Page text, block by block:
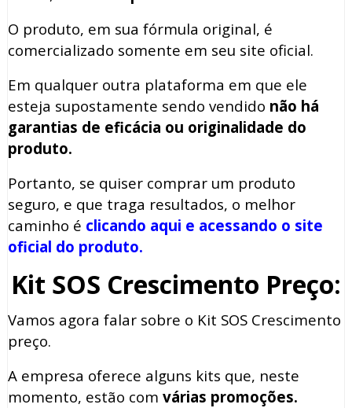
O produto, em sua fórmula original, é
comercializado somente em seu site oficial.
Em qualquer outra plataforma em que ele
esteja supostamente sendo vendido não há
garantias de eficácia ou originalidade do
produto.
Portanto, se quiser comprar um produto
seguro, e que traga resultados, o melhor
caminho é clicando aqui e acessando o site
oficial do produto.
Kit SOS Crescimento Preço:
Vamos agora falar sobre o Kit SOS Crescimento
preço.
A empresa oferece alguns kits que, neste
momento, estão com várias promoções.